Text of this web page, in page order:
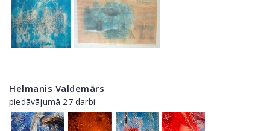
Helmanis Valdemārs
piedāvājumā 27 darbi